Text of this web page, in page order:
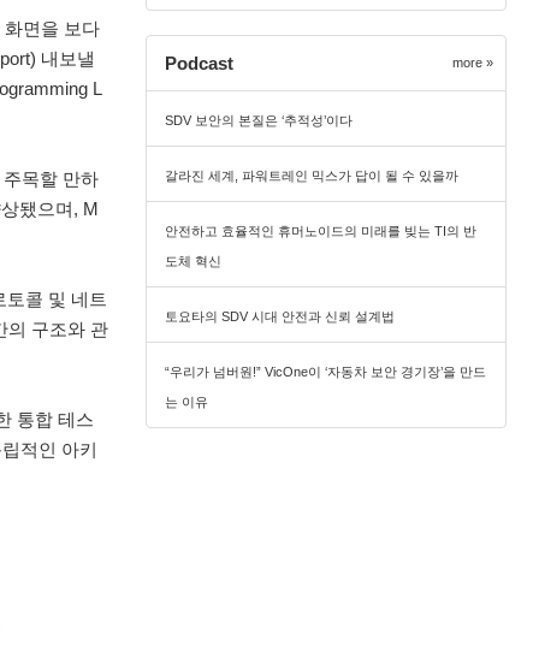
면을 보다
내보낼
L
목할 만하
됐으며, M
콜 및 네트
의 구조와 관
통합 테스
적인 아키
Podcast more »
SDV 보안의 본질은 ‘추적성’이다
갈라진 세계, 파워트레인 믹스가 답이 될 수 있을까
안전하고 효율적인 휴머노이드의 미래를 빚는 TI의 반
도체 혁신
토요타의 SDV 시대 안전과 신뢰 설계법
“우리가 넘버원!” VicOne이 ‘자동차 보안 경기장’을 만드
는 이유